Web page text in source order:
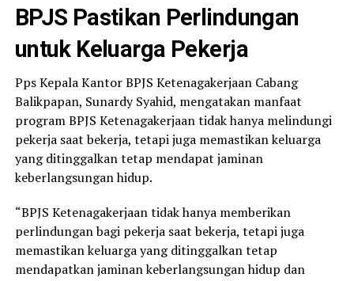
BPJS Pastikan Perlindungan
untuk Keluarga Pekerja
Pps Kepala Kantor BPJS Ketenagakerjaan Cabang
Balikpapan, Sunardy Syahid, mengatakan manfaat
program BPJS Ketenagakerjaan tidak hanya melindungi
pekerja saat bekerja, tetapi juga memastikan keluarga
yang ditinggalkan tetap mendapat jaminan
keberlangsungan hidup.
“BPJS Ketenagakerjaan tidak hanya memberikan
perlindungan bagi pekerja saat bekerja, tetapi juga
memastikan keluarga yang ditinggalkan tetap
mendapatkan jaminan keberlangsungan hidup dan